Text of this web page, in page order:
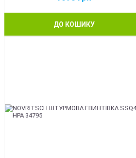
ДО КОШИКУ